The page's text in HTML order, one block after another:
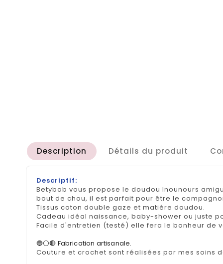
Description Détails du produit
Descriptif:
Betybab vous propose le doudou lnounours
bout de chou, il est parfait pour être le
Tissus coton double gaze et matiére doudou.
Cadeau idéal naissance, baby-shower ou juste
Facile d'entretien (testé) elle fera le bonheur de
🔵⚪🔴 Fabrication artisanale.
Couture et crochet sont réalisées par mes soins